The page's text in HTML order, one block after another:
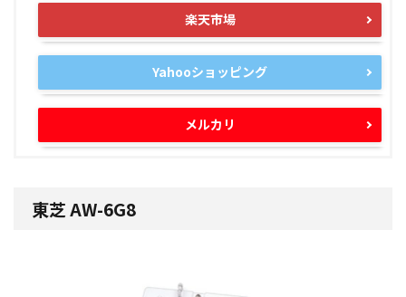
楽天市場
Yahooショッピング
メルカリ
東芝 AW-6G8